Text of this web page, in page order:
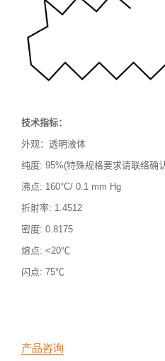
技术指标：
外观：透明液体
纯度: 95%(特殊规格要求请联络确
沸点: 160°C/ 0.1 mm Hg
折射率: 1.4512
密度: 0.8175
熔点: <20℃
闪点: 75℃